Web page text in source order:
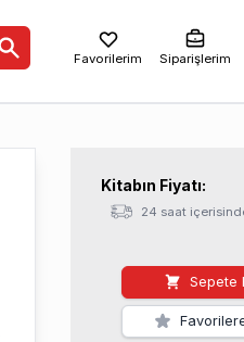
Favorilerim Siparişlerim
Kitabın Fiyatı:
24 saat
Sepete